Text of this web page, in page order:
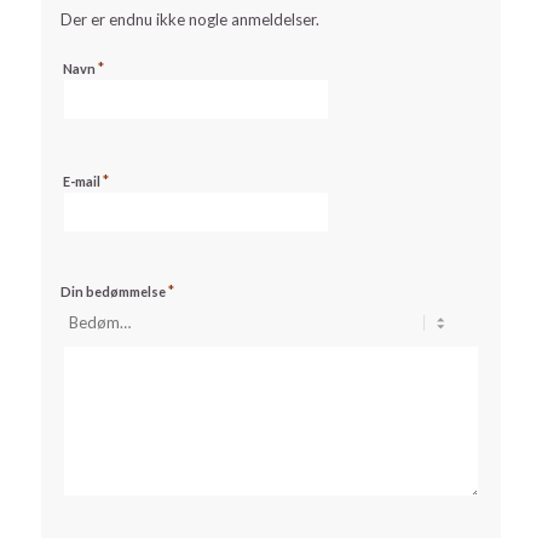
Der er endnu ikke nogle anmeldelser.
Navn *
E-mail *
Din bedømmelse*